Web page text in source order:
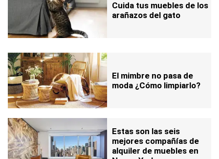
Cuida tus muebles de los
arañazos del gato
El mimbre no pasa de
moda ¿Cómo limpiarlo?
Estas son las seis
mejores compañías de
alquiler de muebles en